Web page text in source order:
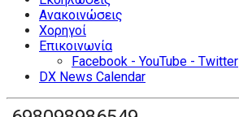
Ανακοινώσεις
Χορηγοί
Επικοινωνία
Facebook - YouTube - Twitter
DX News Calendar